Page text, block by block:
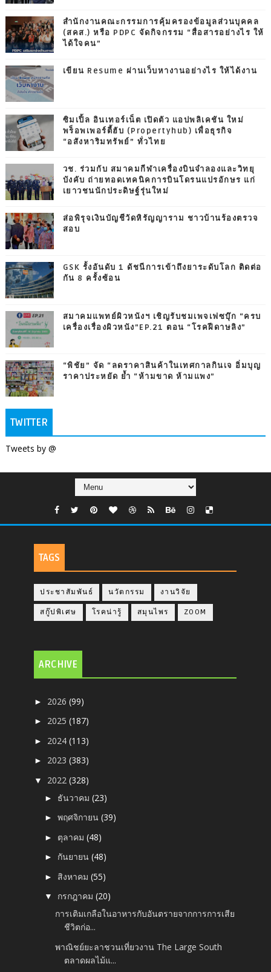
สำนักงานคณะกรรมการคุ้มครองข้อมูลส่วนบุคคล
(สคส.) หรือ PDPC จัดกิจกรรม “สื่อสารอย่างไร ให้
ได้ใจคน”
เขียน Resume ผ่านเว็บหางานอย่างไร ให้ได้งาน
ซิมเปิ้ล อินเทอร์เน็ต เปิดตัว แอปพลิเคชัน ใหม่
พร็อพเพอร์ตี้ฮับ (Propertyhub) เพื่อธุรกิจ
“อสังหาริมทรัพย์” ทั่วไทย
วช. ร่วมกับ สมาคมกีฬาเครื่องบินจำลองและวิทยุ
บังคับ ถ่ายทอดเทคนิคการบินโดรนแปรอักษร แก่
เยาวชนนักประดิษฐ์รุ่นใหม่
ส่อพิรุจเงินบัญชีวัดหิรัญญาราม ชาวบ้านร้องตรวจ
สอบ
GSK รั้งอันดับ 1 ดัชนีการเข้าถึงยาระดับโลก ติดต่อ
กัน 8 ครั้งซ้อน
สมาคมแพทย์ผิวหนังฯ เชิญรับชมเพจเฟซบุ๊ก “ครบ
เครื่องเรื่องผิวหนัง”EP.21 ตอน “โรคฝีดาษลิง”
“พิชัย” จัด “ลดราคาสินค้าในเทศกาลกินเจ อิ่มบุญ
ราคาประหยัด ย้ำ “ห้ามขาด ห้ามแพง”
TWITTER
Tweets by @
TAGS
ประชาสัมพันธ์ นวัตกรรม งานวิจัย
สกู๊ปพิเศษ โรคน่ารู้ สมุนไพร ZOOM
ARCHIVE
► 2026(99)
► 2025(187)
► 2024(113)
► 2023(383)
▼ 2022(328)
► ธันวาคม(23)
►พฤศจิกายน(39)
► ตุลาคม(48)
► กันยายน(48)
► สิงหาคม(55)
▼ กรกฎาคม(20)
การเติมเกลือในอาหารกับอันตรายจากการการเสีย
ชีวิตก่อ...
พาณิชย์ยะลาชวนเที่ยวงาน The Large South
ตลาดผลไม้แ...